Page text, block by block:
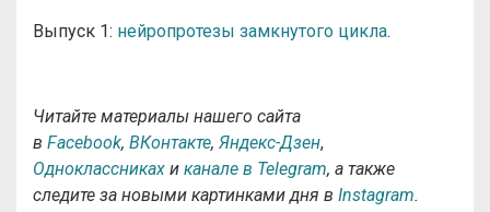
Выпуск 1: нейропротезы замкнутого цикла.
Читайте материалы нашего сайта
в Facebook, ВКонтакте, Яндекс-Дзен,
Одноклассниках и канале в Telegram, а также
следите за новыми картинками дня в Instagram.